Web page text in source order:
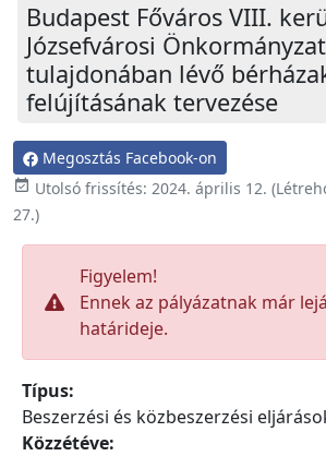
Budapest Főváros VIII.
Józsefvárosi Önkormányzat
tulajdonában lévő
felújításának tervezése
Megosztás Facebook-on
 Utolsó frissítés: 2024. április 12.
27.)
Figyelem!
Ennek az pályázatnak már
határideje.
Típus:
Beszerzési és közbeszerzési
Közzétéve: